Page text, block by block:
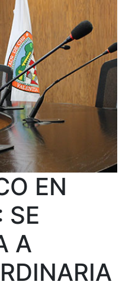
EN
SE
A